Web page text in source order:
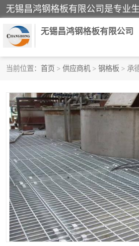
无锡昌鸿钢格板有限公司
当前位置： 首页 > 供应商机 > 钢格板 > 承
踏步板 水
栏杆
齿形钢格板 钢
热镀锌钢格板 复
钢格栅踏步板 插
整流格栅